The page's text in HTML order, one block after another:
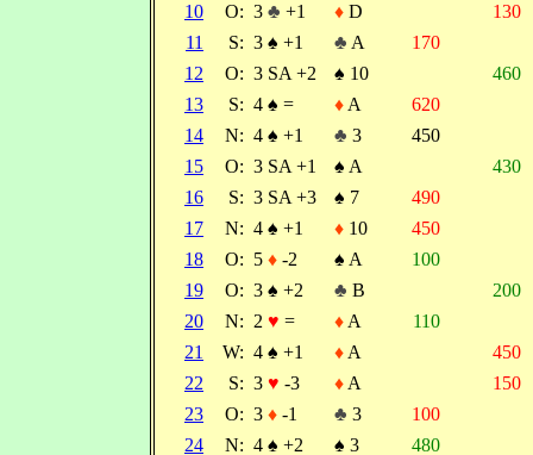
10
O: 3 ♣ +1 ♦ D
130
11
S: 3 ♠ +1 ♣ A
170
12
O: 3 SA +2 ♠ 10
460
13
S: 4 ♠ = ♦ A
620
14
N: 4 ♠ +1 ♣ 3
450
15
O: 3 SA +1 ♠ A
430
16
S: 3 SA +3 ♠ 7
490
17
N: 4 ♠ +1 ♦ 10
450
18
O: 5 ♦ -2 ♠ A
100
19
O: 3 ♠ +2 ♣ B
200
20
N: 2 ♥ = ♦ A
110
21
W: 4 ♠ +1 ♦ A
450
22
S: 3 ♥ -3 ♦ A
150
23
O: 3 ♦ -1 ♣ 3
100
24
N: 4 ♠ +2 ♠ 3 480